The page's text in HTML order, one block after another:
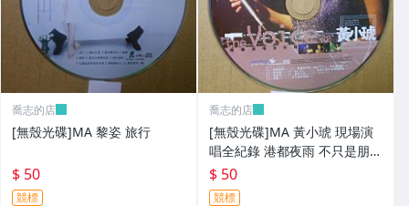
喬志的店
[無殼光碟]MA 黎姿 旅行
$ 50
競標
喬志的店
[無殼光碟]MA 黃小琥 現場演
唱全紀錄 港都夜雨 不只是朋友
我要我們在一起
$ 50
競標